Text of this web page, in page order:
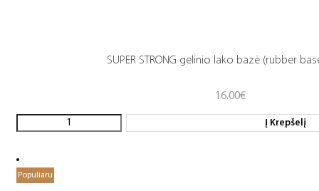
SUPER STRONG gelinio lako bazė (rubber
16.00€
Į Krepšelį
Populiaru